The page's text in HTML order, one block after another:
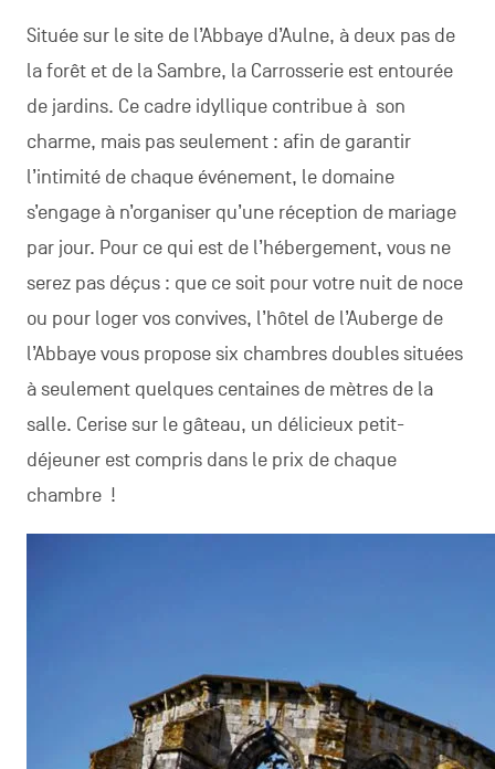
Située sur le site de l’Abbaye d’Aulne, à deux pas de
la forêt et de la Sambre, la Carrosserie est entourée
de jardins. Ce cadre idyllique contribue à son
charme, mais pas seulement : afin de garantir
l’intimité de chaque événement, le domaine
s’engage à n’organiser qu’une réception de mariage
par jour. Pour ce qui est de l’hébergement, vous ne
serez pas déçus : que ce soit pour votre nuit de noce
ou pour loger vos convives, l’hôtel de l’Auberge de
l’Abbaye vous propose six chambres doubles situées
à seulement quelques centaines de mètres de la
salle. Cerise sur le gâteau, un délicieux petit-
déjeuner est compris dans le prix de chaque
chambre !